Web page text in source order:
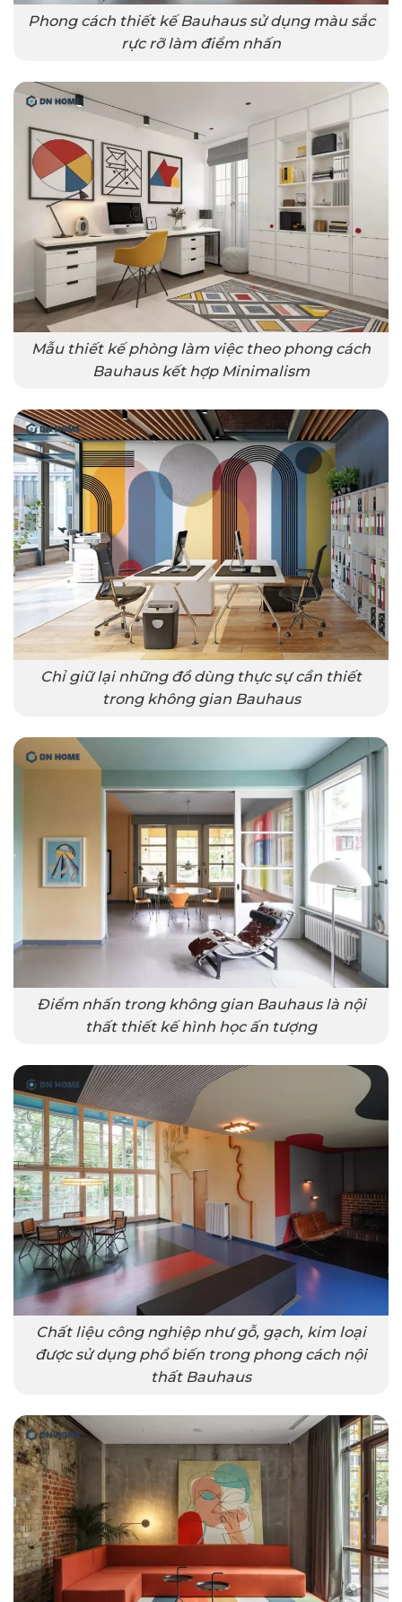
Phong cách thiết kế Bauhaus sử dụng màu sắc
rực rỡ làm điểm nhấn
Mẫu thiết kế phòng làm việc theo phong cách
Bauhaus kết hợp Minimalism
Chỉ giữ lại những đồ dùng thực sự cần thiết
trong không gian Bauhaus
Điểm nhấn trong không gian Bauhaus là nội
thất thiết kế hình học ấn tượng
Chất liệu công nghiệp như gỗ, gạch, kim loại
được sử dụng phổ biến trong phong cách nội
thất Bauhaus